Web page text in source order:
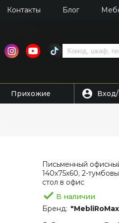
Контакты Блог
Прихожие Вход/
Письменный
140х75х60, 2-
стол в офис
В наличии
Бренд: